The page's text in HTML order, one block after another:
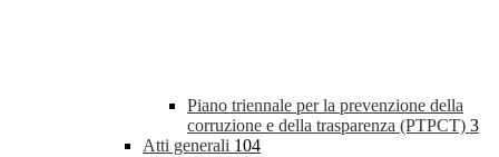
Piano triennale per la prevenzione della
corruzione e della trasparenza (PTPCT) 3
Atti generali 104